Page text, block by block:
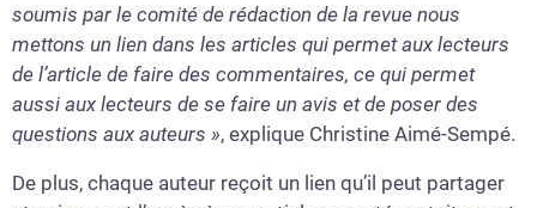
soumis par le comité de rédaction de la revue nous
mettons un lien dans les articles qui permet aux lecteurs
de l’article de faire des commentaires, ce qui permet
aussi aux lecteurs de se faire un avis et de poser des
questions aux auteurs », explique Christine Aimé-Sempé.
De plus, chaque auteur reçoit un lien qu’il peut partager